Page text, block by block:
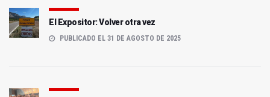
El Expositor: Volver otra vez
PUBLICADO EL 31 DE AGOSTO DE 2025